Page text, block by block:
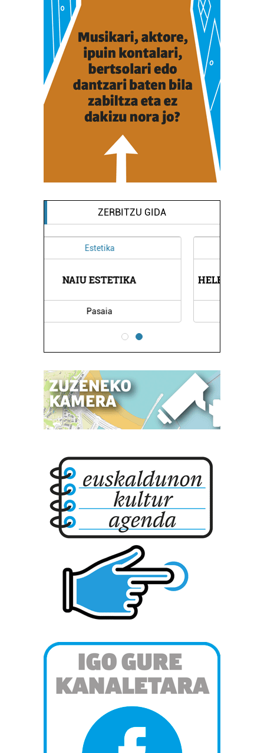
ZERBITZU GIDA
Ileapaindegiak
HELENA MERINO ILEAPAINDEGIA
Errenteria-Orereta